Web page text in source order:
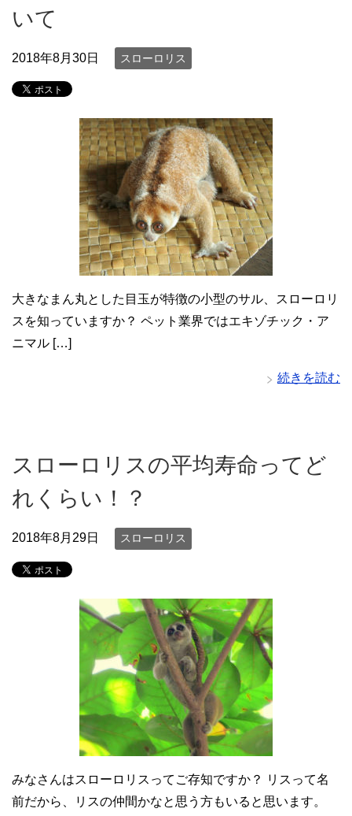
いて
2018年8月30日 スローロリス
大きなまん丸とした目玉が特徴の小型のサル、スローロリ
スを知っていますか？ ペット業界ではエキゾチック・ア
ニマル […]
続きを読む
スローロリスの平均寿命ってど
れくらい！？
2018年8月29日 スローロリス
みなさんはスローロリスってご存知ですか？ リスって名
前だから、リスの仲間かなと思う方もいると思います。